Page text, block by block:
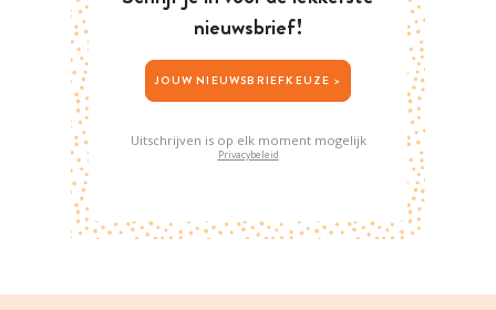
nieuwsbrief!
JOUW NIEUWSBRIEFKEUZE >
Uitschrijven is op elk moment mogelijk
Privacybeleid